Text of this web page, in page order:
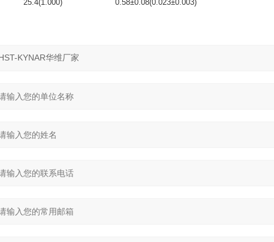
25.4(1.000) 0.58±0.08(0.023±0.003)